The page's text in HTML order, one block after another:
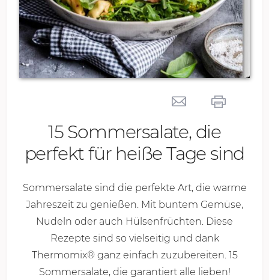
15 Sommersalate, die
perfekt für heiße Tage sind
Sommersalate sind die perfekte Art, die warme
Jahreszeit zu genießen. Mit buntem Gemüse,
Nudeln oder auch Hülsenfrüchten. Diese
Rezepte sind so vielseitig und dank
Thermomix® ganz einfach zuzubereiten. 15
Sommersalate, die garantiert alle lieben!